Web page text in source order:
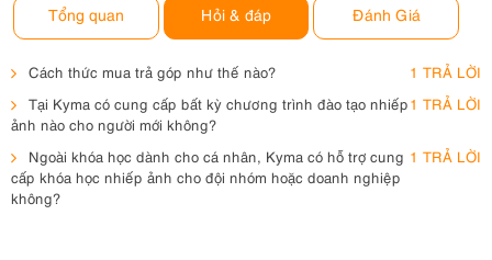
Tổng quan Hỏi & đáp Đánh Giá
Cách thức mua trả góp như thế nào?
1 TRẢ LỜI
Tại Kyma có cung cấp bất kỳ chương trình đào tạo nhiếp
ảnh nào cho người mới không?
1 TRẢ LỜI
Ngoài khóa học dành cho cá nhân, Kyma có hỗ trợ cung
cấp khóa học nhiếp ảnh cho đội nhóm hoặc doanh nghiệp
không?
1 TRẢ LỜI